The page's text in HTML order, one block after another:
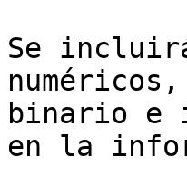
Se
binario e
en la